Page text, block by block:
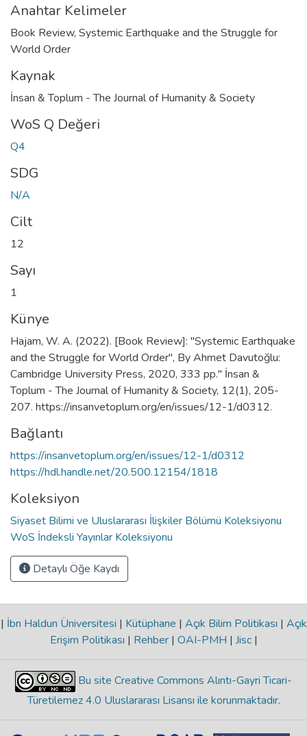
Anahtar Kelimeler
Book Review, Systemic Earthquake and the Struggle for
World Order
Kaynak
İnsan & Toplum - The Journal of Humanity & Society
WoS Q Değeri
Q4
SDG
N/A
Cilt
12
Sayı
1
Künye
Hajam, W. A. (2022). [Book Review]: "Systemic Earthquake
and the Struggle for World Order", By Ahmet Davutoğlu:
Cambridge University Press, 2020, 333 pp." İnsan &
Toplum - The Journal of Humanity & Society, 12(1), 205-
207. https://insanvetoplum.org/en/issues/12-1/d0312.
Bağlantı
https://insanvetoplum.org/en/issues/12-1/d0312
https://hdl.handle.net/20.500.12154/1818
Koleksiyon
Siyaset Bilimi ve Uluslararası İlişkiler Bölümü Koleksiyonu
WoS İndeksli Yayınlar Koleksiyonu
Detaylı Öğe Kaydı
| İbn Haldun Üniversitesi | Kütüphane | Açık Bilim Politikası | Açık
Erişim Politikası | Rehber | OAI-PMH | Jisc |
Bu site Creative Commons Alıntı-Gayri Ticari-
Türetilemez 4.0 Uluslararası Lisansı ile korunmaktadır.